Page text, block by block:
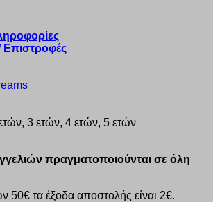
3 ετών, 4 ετών, 5 ετών
πραγματοποιούνται σε όλη
50€ τα έξοδα αποστολής είναι 2€.